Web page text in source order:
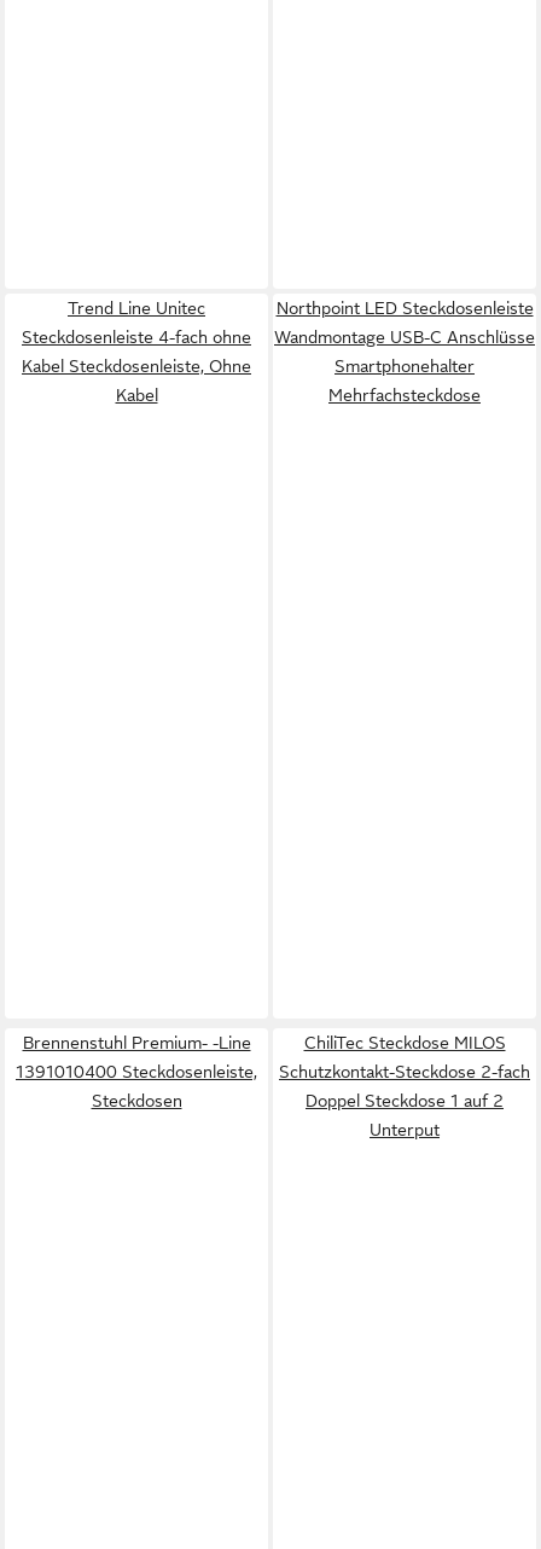
Trend Line Unitec
Steckdosenleiste 4-fach ohne
Kabel Steckdosenleiste, Ohne
Kabel
Northpoint LED Steckdosenleiste
Wandmontage USB-C Anschlüsse
Smartphonehalter
Mehrfachsteckdose
Brennenstuhl Premium- -Line
1391010400 Steckdosenleiste,
Steckdosen
ChiliTec Steckdose MILOS
Schutzkontakt-Steckdose 2-fach
Doppel Steckdose 1 auf 2
Unterput